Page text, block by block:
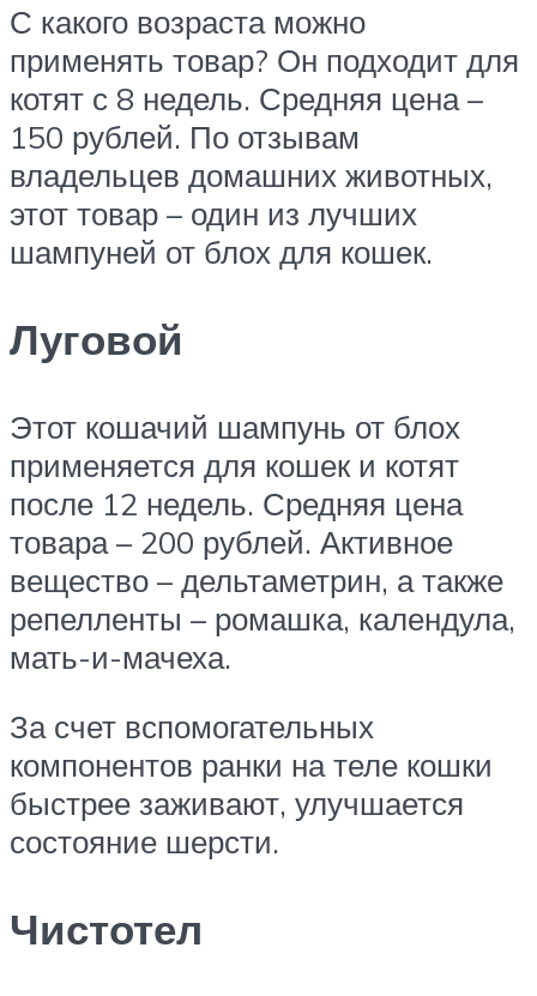
С какого возраста можно
применять товар? Он подходит для
котят с 8 недель. Средняя цена –
150 рублей. По отзывам
владельцев домашних животных,
этот товар – один из лучших
шампуней от блох для кошек.
Луговой
Этот кошачий шампунь от блох
применяется для кошек и котят
после 12 недель. Средняя цена
товара – 200 рублей. Активное
вещество – дельтаметрин, а также
репелленты – ромашка, календула,
мать-и-мачеха.
За счет вспомогательных
компонентов ранки на теле кошки
быстрее заживают, улучшается
состояние шерсти.
Чистотел